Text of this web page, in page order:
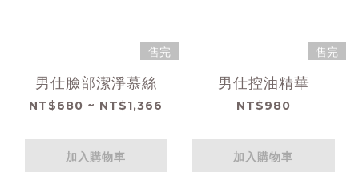
售完
男仕臉部潔淨慕絲
NT$680 ~ NT$1,366
加入購物車
售完
男仕控油精華
NT$980
加入購物車